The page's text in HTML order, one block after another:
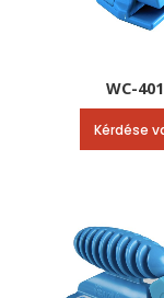
WC-
Kérdése